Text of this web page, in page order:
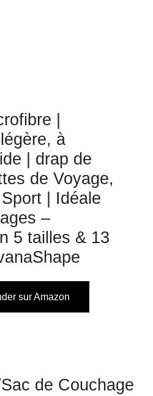
|
à
| drap de
de Voyage,
| Idéale
–
5 tailles & 13
sur Amazon
de Couchage